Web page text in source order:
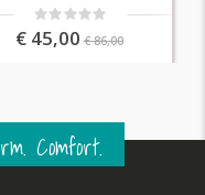
Rating:
0%
€ 45,00 € 86,00
Comfort.